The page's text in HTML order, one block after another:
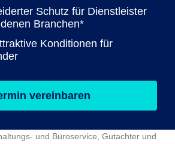
Schutz für Dienstleister
Branchen*
Konditionen für
vereinbaren
und Büroservice, Gutachter und